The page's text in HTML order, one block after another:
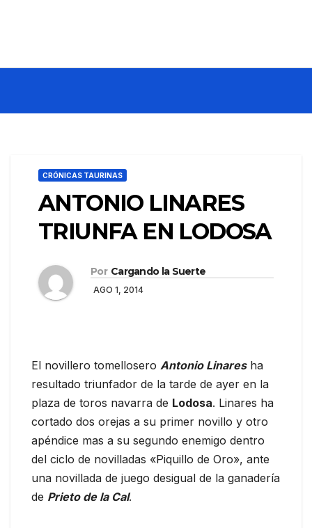
CRÓNICAS TAURINAS
ANTONIO LINARES
TRIUNFA EN LODOSA
Por Cargando la Suerte
AGO 1, 2014
El novillero tomellosero Antonio Linaresha
resultado triunfador de la tarde de ayer en la
plaza de toros navarra de Lodosa. Linares ha
cortado dos orejas a su primer novillo y otro
apéndice mas a su segundo enemigo dentro
del ciclo de novilladas «Piquillo de Oro», ante
una novillada de juego desigual de la ganadería
de Prieto de la Cal.